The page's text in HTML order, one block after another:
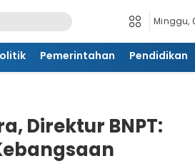
Minggu,
Pemerintahan Pendidikan
Direktur BNPT: